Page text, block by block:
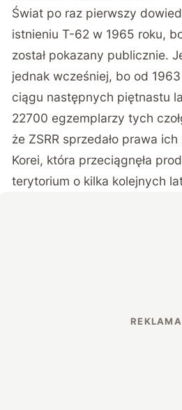
Świat po raz pierwszy
istnieniu T-62 w 1965 roku,
został pokazany publicznie.
jednak wcześniej, bo od
ciągu następnych piętnastu
22700 egzemplarzy tych
że ZSRR sprzedało prawa
Korei, która przeciągnęła
terytorium o kilka kolejnych